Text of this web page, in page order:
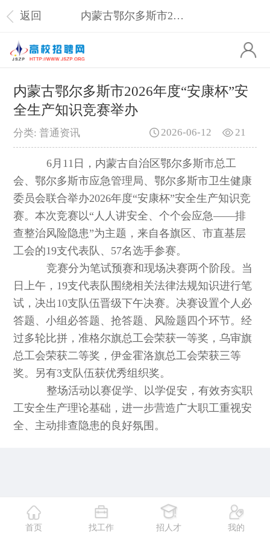
返回 内蒙古鄂尔多斯市2026年度“安康杯”安全生产知识竞赛举办
内蒙古鄂尔多斯市2026年度“安康杯”安
全生产知识竞赛举办
分类: 普通资讯 21
2026-06-12
6月11日，内蒙古自治区鄂尔多斯市总工
会、鄂尔多斯市应急管理局、鄂尔多斯市卫生健康
委员会联合举办2026年度“安康杯”安全生产知识竞
赛。本次竞赛以“人人讲安全、个个会应急——排
查整治风险隐患”为主题，来自各旗区、市直基层
工会的19支代表队、57名选手参赛。
竞赛分为笔试预赛和现场决赛两个阶段。当
日上午，19支代表队围绕相关法律法规知识进行笔
试，决出10支队伍晋级下午决赛。决赛设置个人必
答题、小组必答题、抢答题、风险题四个环节。经
过多轮比拼，准格尔旗总工会荣获一等奖，乌审旗
总工会荣获二等奖，伊金霍洛旗总工会荣获三等
奖。另有3支队伍获优秀组织奖。
整场活动以赛促学、以学促安，有效夯实职
工安全生产理论基础，进一步营造广大职工重视安
全、主动排查隐患的良好氛围。
首页 找工作 招人才 我的